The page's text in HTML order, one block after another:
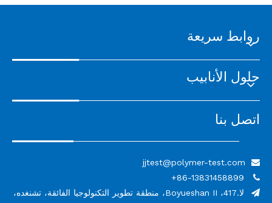
روابط سريعة
حلول الأنابيب
اتصل بنا

jjtest@polymer-test.com


لا.417، Boyueshan II، منطقة تطوير التكنولوجيا الفائقة، تشنغده،